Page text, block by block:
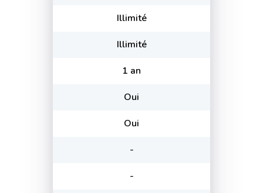
Illimité
Illimité
1 an
Oui
Oui
-
-